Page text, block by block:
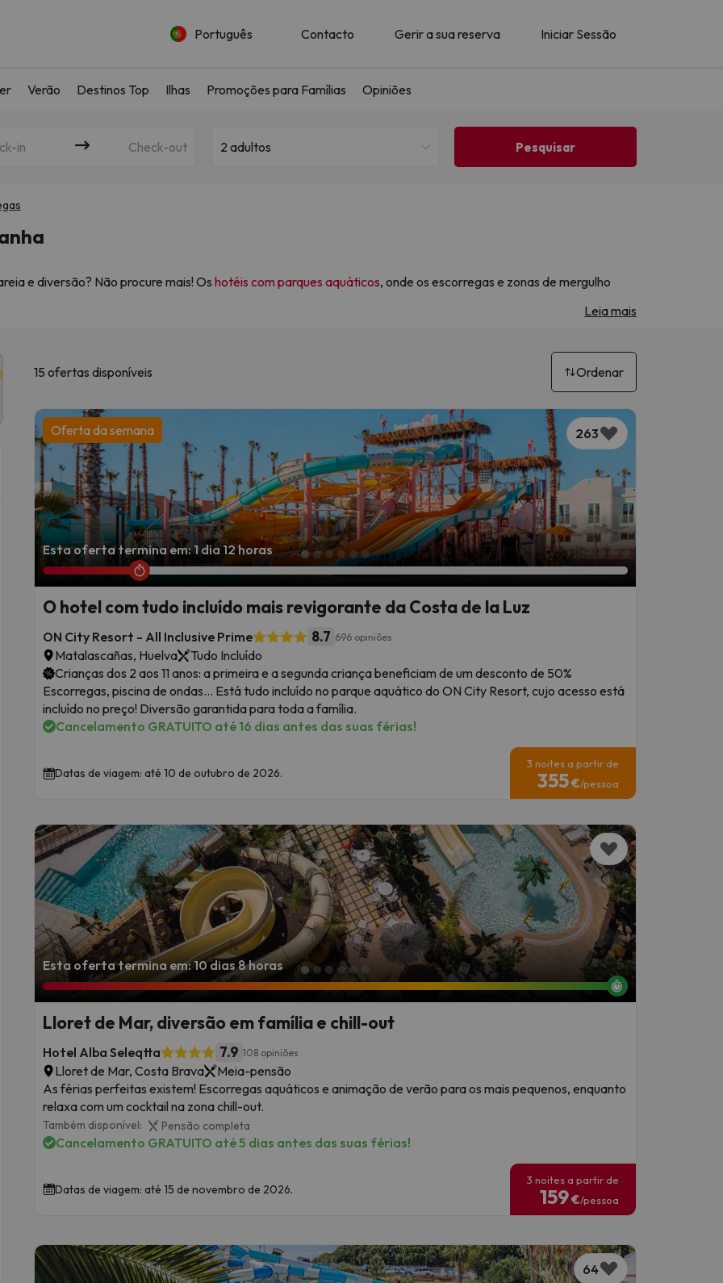
Português Contacto Gerir a sua reserva Iniciar Sessão
Verão Destinos Top Ilhas Promoções para Famílias Opiniões
in Check-out 2 adultos
e diversão? Não procure mais! Os hotéis com parques aquáticos, onde os escorregas e zonas de mergulho
vezes
que não encontrará noutro lugar. Preocupado com a segurança dos seus filhos, com a comida local ou com o
sabe exatamente quais os hotéis em Espanha que
oferecem nadadores-salvadores, restaurantes
a icónicaCosta del Solaté à pitorescaCosta Brava, a costa espanhola está repleta de resorts com parques
festival de escorregas e sorrisos banhados pelo sol. Está pronto para mergulhar? Vamos explorar os melhores
Hotel Alegria Costa Ballena, Cádis
Leia mais
15 ofertas disponíveis Ordenar
Oferta da semana 263
Esta oferta termina em: 1 dia 12 horas
O hotel com tudo incluído mais revigorante da Costa de la Luz
ON City Resort - All Inclusive Prime 8.7 696 opiniões
Matalascañas, Huelva
Tudo Incluído
Crianças dos 2 aos 11 anos: a primeira e a segunda criança beneficiam de um desconto de 50%
Escorregas, piscina de ondas... Está tudo incluído no parque aquático do ON City Resort, cujo acesso está
incluído no preço! Diversão garantida para toda a família.
Cancelamento GRATUITO até 16 dias antes das suas férias!
Datas de viagem: até 10 de outubro de 2026.
3 noites a partir de
355€/pessoa
Esta oferta termina em: 10 dias 8 horas
Lloret de Mar, diversão em família e chill-out
Hotel Alba Seleqtta 7.9 108 opiniões
Lloret de Mar, Costa Brava
Meia-pensão
As férias perfeitas existem! Escorregas aquáticos e animação de verão para os mais pequenos, enquanto
relaxa com um cocktail na zona chill-out.
Também disponível: Pensão completa
Cancelamento GRATUITO até 5 dias antes das suas férias!
Datas de viagem: até 15 de novembro de 2026.
3 noites a partir de
159€/pessoa
64